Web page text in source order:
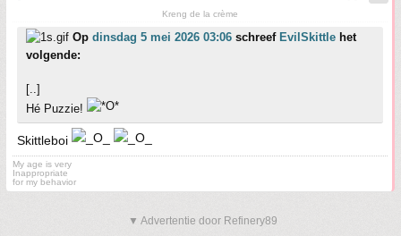
Kreng de la crème
Op dinsdag 5 mei 2026 03:06 schreef EvilSkittle het
volgende:
[..]
Hé Puzzie!
Skittleboi
My age is very
Inappropriate
for my behavior
▼ Advertentie door Refinery89